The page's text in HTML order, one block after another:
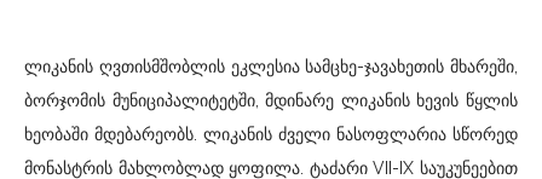
ლიკანის ღვთისმშობლის ეკლესია სამცხე-ჯავახეთის მხარეში,
ბორჯომის მუნიციპალიტეტში, მდინარე ლიკანის ხევის წყლის
ხეობაში მდებარეობს. ლიკანის ძველი ნასოფლარია სწორედ
მონასტრის მახლობლად ყოფილა. ტაძარი VII-IX საუკუნეებით